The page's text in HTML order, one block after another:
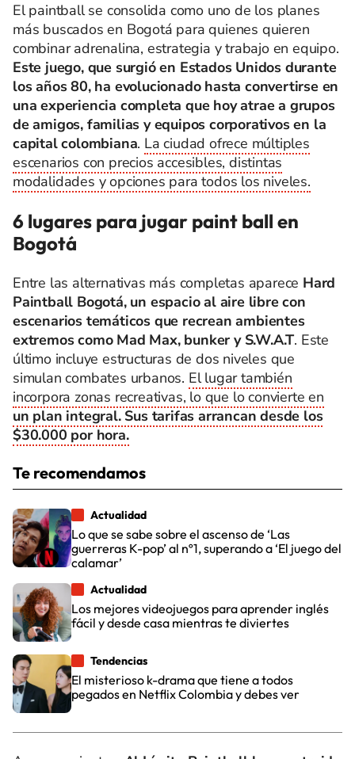
El paintball se consolida como uno de los planes
más buscados en Bogotá para quienes quieren
combinar adrenalina, estrategia y trabajo en equipo.
Este juego, que surgió en Estados Unidos durante
los años 80, ha evolucionado hasta convertirse en
una experiencia completa que hoy atrae a grupos
de amigos, familias y equipos corporativos en la
capital colombiana. La ciudad ofrece múltiples
escenarios con precios accesibles, distintas
modalidades y opciones para todos los niveles.
6 lugares para jugar paint ball en
Bogotá
Entre las alternativas más completas aparece Hard
Paintball Bogotá, un espacio al aire libre con
escenarios temáticos que recrean ambientes
extremos como Mad Max, bunker y S.W.A.T. Este
último incluye estructuras de dos niveles que
simulan combates urbanos. El lugar también
incorpora zonas recreativas, lo que lo convierte en
un plan integral. Sus tarifas arrancan desde los
$30.000 por hora.
Te recomendamos
Actualidad
Lo que se sabe sobre el ascenso de ‘Las
guerreras K-pop’ al nº1, superando a ‘El juego del
calamar’
Actualidad
Los mejores videojuegos para aprender inglés
fácil y desde casa mientras te diviertes
Tendencias
El misterioso k-drama que tiene a todos
pegados en Netflix Colombia y debes ver